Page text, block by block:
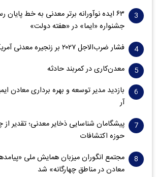
۶۳ ایده نوآورانه برتر معدنی به خط پایان
جشنواره «ایما» در «هفته دولت»
فشار ضرب‌الاجل ۲۰۲۷ بر زنجیره معدنی آمریکا
معدن‌کاری در کمربند حادثه
بازدید مدیر توسعه و بهره برداری معادن
آر
پیشگامان شناسایی ذخایر معدنی؛ تقدیر از
حوزه اکتشافات‌
مجتمع انگوران میزبان همایش ملی
معادن در مناطق چهارگانه» شد